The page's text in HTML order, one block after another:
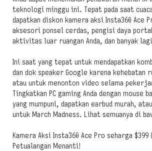
teknologi minggu ini. Tepat pada saat
dapatkan diskon kamera aksi Insta360 Ace
aksesori ponsel cerdas, pengisi daya
aktivitas luar ruangan Anda, dan banyak
Ini saat yang tepat untuk mendapatkan
dan dok speaker Google karena kehebatan
atau untuk menonton video selama
Tingkatkan PC gaming Anda dengan mouse
yang mumpuni, dapatkan earbud murah,
untuk March Madness. Lihat semuanya di
Kamera Aksi Insta360 Ace Pro seharga
Petualangan Menanti!